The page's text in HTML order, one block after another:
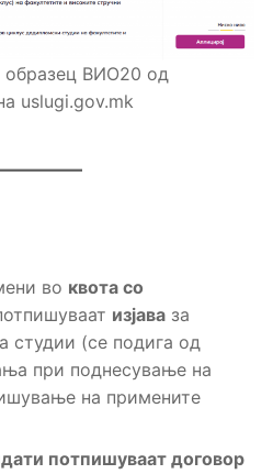
образец ВИО20 од
uslugi.gov.mk
во квота со
изјава за
студии (се подига од
при поднесување на
на примените
потпишуваат договор